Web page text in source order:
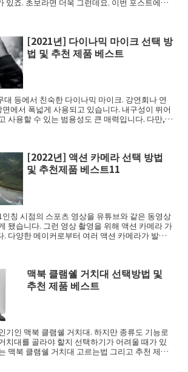
있죠. 초보라면 더욱 그런데요. 이번 포스트에서
[2021년] 다이나믹 마이크 선택 방
법 및 추천 제품 베스트
대 등에서 친숙한 다이나믹 마이크. 강연회나 연
에서 폭넓게 사용되고 있습니다. 내구성이 뛰어
사용할 수 있는 범용성도 큰 매력입니다. 다만,
[2022년] 액션 카메라 선택 방법
및 추천제품 베스트11
칭 시점의 스포츠 영상을 유튜브와 같은 동영상
됐습니다. 그런 영상 촬영을 위해 액션 카메라 가
. 다양한 메이커로부터 여러 액션 카메라가 발매
맥북 클램쉘 거치대 선택방법 및
추천 제품 베스트
기인 맥북 클램쉘 거치대. 하지만 종류도 기능로
치대를 골라야 할지 선택하기가 어려울 때가 있
맥북 클램쉘 거치대 고르는법 그리고 추천 제품